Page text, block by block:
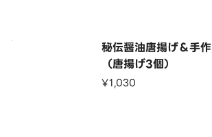
秘伝醤油唐揚げ＆手
（唐揚げ3個）
¥1,030